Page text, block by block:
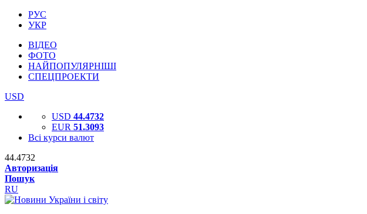
РУС
УКР
ВІДЕО
ФОТО
НАЙПОПУЛЯРНІШІ
СПЕЦПРОЕКТИ
USD
USD 44.4732
EUR 51.3093
Всі курси валют
44.4732
Авторизація
Пошук
RU